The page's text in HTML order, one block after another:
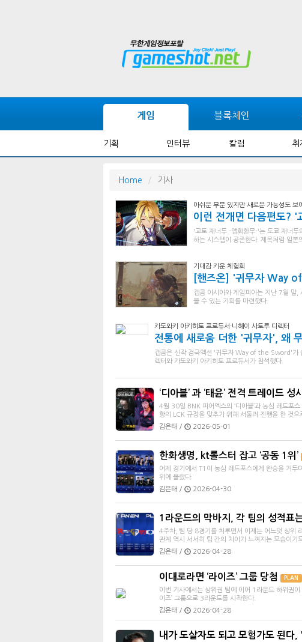
게임 블록체인
기획 인터뷰 칼럼 취
Home 기사
아쉬운 부분 있지만 새로운 가능성도 보
이런 전개면 다음편도?
'교토 재너두 -앵화환무-'는 도쿄 재너
하는 시스템이 공존한다. 제목처럼 일본
기대감 키운 체험회
[핸즈온] '귀무자 Way
캡콤 아시아와 게임피아는 지난 7월
볼 수 있는 기회를 마련했다.
카도와키 아키히토 프로듀서·니헤이 사토루 디렉터
전통에 새로움 더한 '귀무자', 왜
캡콤은 신작 검극액션 '귀무자 Way of the Sword'가
렉터와 카도와키 아키히토 프로듀서가 참석했다.
‘디아블’ 과 ‘태윤’ 전격 트레이드 성
4월 30일 BNK 피어엑스의 ‘디아블’과 농심 레드포
항의 LCK 규정을 맞추기 위해 서둘러 진행을 한 것으
김은태 /
2026-05-01
한화생명, kt롤스터 잡고 ‘공동 1위’
어제 경기에서 T1이 농심 레드포스에게 완승을 거
위에 올랐다.
김은태 /
2026-04-30
1라운드의 막바지, 각 팀의 성적표
4주차, 팀 당 8경기를 치루면서 이제는 어느덧 상위
관계 역시 서서히 팀 간의 차이가 느껴지는 모습이기
김은태 /
2026-04-28
이대로라면 ‘라이즈’ 그룹 당첨 PLAN
이번 기사에서는 상위권 팀에 이어 1라운드 하위권
이즈’ 그룹으로 3라운드를 시작한다.
김은태 /
2026-04-28
내가 도살자도 되고 모험가도 된다,